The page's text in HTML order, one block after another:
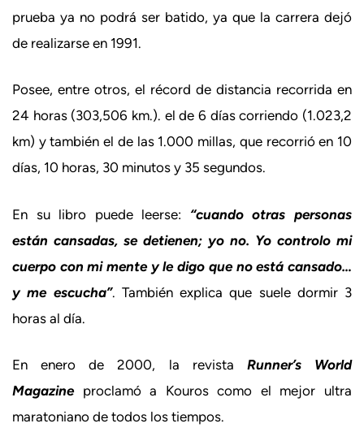
prueba ya no podrá ser batido, ya que la carrera dejó
de realizarse en 1991.
Posee, entre otros, el récord de distancia recorrida en
24 horas (303,506 km.). el de 6 días corriendo (1.023,2
km) y también el de las 1.000 millas, que recorrió en 10
días, 10 horas, 30 minutos y 35 segundos.
En su libro puede leerse: “cuando otras personas
están cansadas, se detienen; yo no. Yo controlo mi
cuerpo con mi mente y le digo que no está cansado…
y me escucha”. También explica que suele dormir 3
horas al día.
En enero de 2000, la revista Runner’s World
Magazineproclamó a Kouros como el mejor ultra
maratoniano de todos los tiempos.